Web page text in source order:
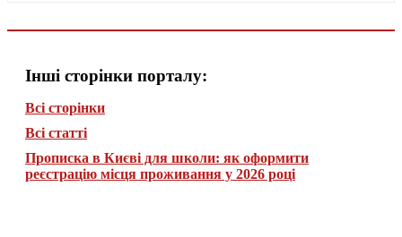
Інші сторінки порталу:
Всі сторінки
Всі статті
Прописка в Києві для школи: як оформити
реєстрацію місця проживання у 2026 році